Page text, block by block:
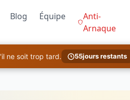
Blog Équipe
Anti-
Arnaque
ne soit trop tard. 55jours restants